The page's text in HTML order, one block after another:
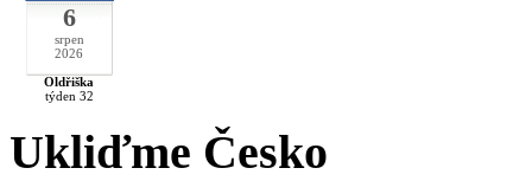
6
srpen
2026
Oldřiška
týden 32
Ukliďme Česko